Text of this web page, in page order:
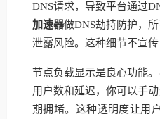
DNS请求，导致平台通过
加速器做DNS劫持防护，
泄露风险。这种细节不宣传
节点负载显示是良心功能
用户数和延迟，你可以手
期拥堵。这种透明度让用